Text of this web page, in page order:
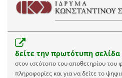
δείτε την πρωτότυπη σελίδα
στον ιστότοπο του αποθετηρίου του
πληροφορίες και για να δείτε το